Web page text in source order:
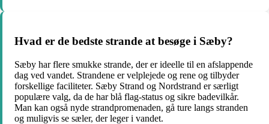
Hvad er de bedste strande at besøge i Sæby?
Sæby har flere smukke strande, der er ideelle til en afslappende
dag ved vandet. Strandene er velplejede og rene og tilbyder
forskellige faciliteter. Sæby Strand og Nordstrand er særligt
populære valg, da de har blå flag-status og sikre badevilkår.
Man kan også nyde strandpromenaden, gå ture langs stranden
og muligvis se sæler, der leger i vandet.